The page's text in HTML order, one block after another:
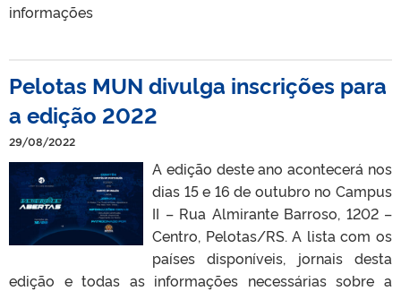
informações
Pelotas MUN divulga inscrições para
a edição 2022
29/08/2022
A edição deste ano acontecerá nos
dias 15 e 16 de outubro no Campus
II – Rua Almirante Barroso, 1202 –
Centro, Pelotas/RS. A lista com os
países disponíveis, jornais desta
edição e todas as informações necessárias sobre a